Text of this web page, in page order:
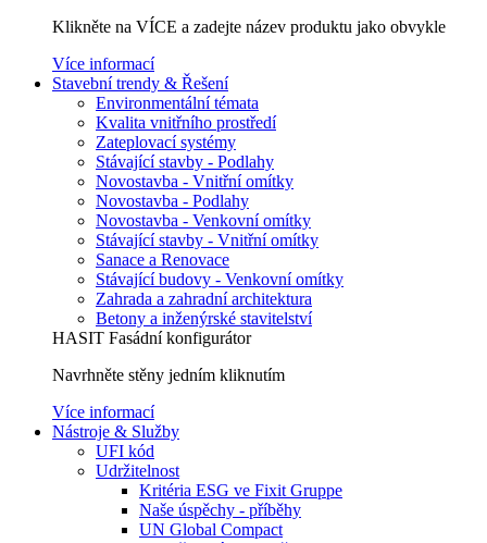
Klikněte na VÍCE a zadejte název produktu jako obvykle
Více informací
Stavební trendy & Řešení
Environmentální témata
Kvalita vnitřního prostředí
Zateplovací systémy
Stávající stavby - Podlahy
Novostavba - Vnitřní omítky
Novostavba - Podlahy
Novostavba - Venkovní omítky
Stávající stavby - Vnitřní omítky
Sanace a Renovace
Stávající budovy - Venkovní omítky
Zahrada a zahradní architektura
Betony a inženýrské stavitelství
HASIT Fasádní konfigurátor
Navrhněte stěny jedním kliknutím
Více informací
Nástroje & Služby
UFI kód
Udržitelnost
Kritéria ESG ve Fixit Gruppe
Naše úspěchy - příběhy
UN Global Compact